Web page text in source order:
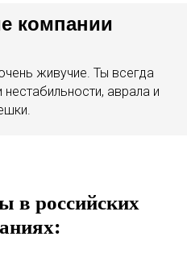
компании
живучие. Ты всегда
аврала и
в российских